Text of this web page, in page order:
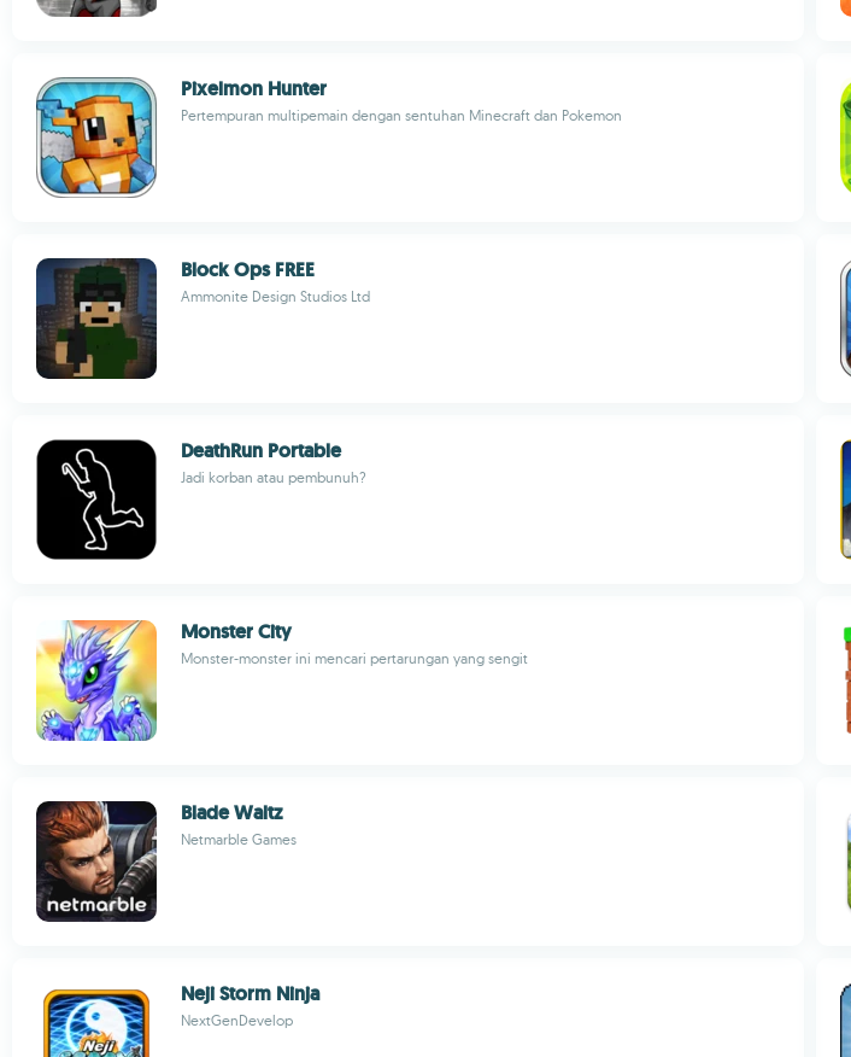
Pixelmon Hunter
Pertempuran multipemain dengan sentuhan Minecraft dan Pokemon
Block Ops FREE
Ammonite Design Studios Ltd
DeathRun Portable
Jadi korban atau pembunuh?
Monster City
Monster-monster ini mencari pertarungan yang sengit
Blade Waltz
Netmarble Games
Neji Storm Ninja
NextGenDevelop